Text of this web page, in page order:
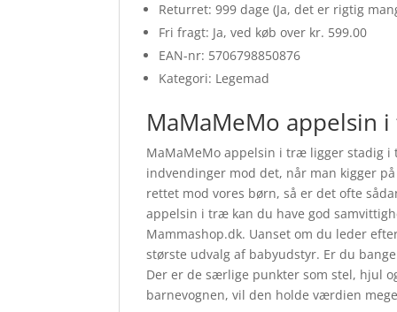
Returret: 999 dage (Ja, det er rigtig
Fri fragt: Ja, ved køb over kr. 599.00
EAN-nr: 5706798850876
Kategori: Legemad
MaMaMeMo appelsin
MaMaMeMo appelsin i træ ligger stadig
indvendinger mod det, når man kigger
rettet mod vores børn, så er det ofte
appelsin i træ kan du have god
Mammashop.dk. Uanset om du leder
største udvalg af babyudstyr. Er du
Der er de særlige punkter som stel, hjul
barnevognen, vil den holde værdien